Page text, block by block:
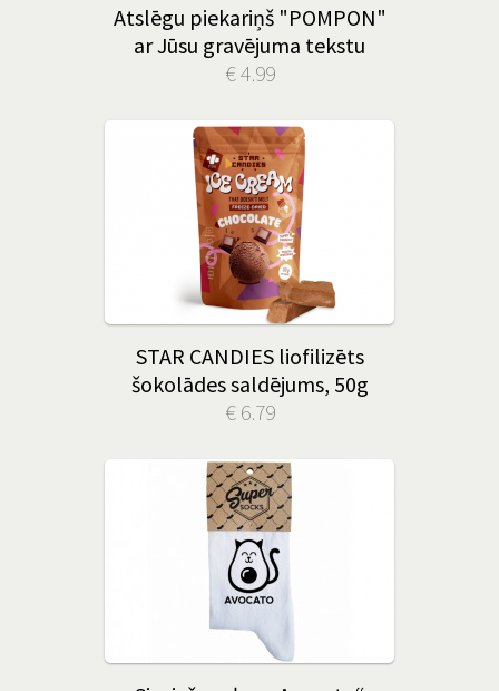
Atslēgu piekariņš "POMPON"
ar Jūsu gravējuma tekstu
€ 4.99
STAR CANDIES liofilizēts
šokolādes saldējums, 50g
€ 6.79